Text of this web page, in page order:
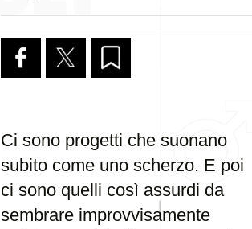
Ci sono progetti che suonano
subito come uno scherzo. E poi
ci sono quelli così assurdi da
sembrare improvvisamente